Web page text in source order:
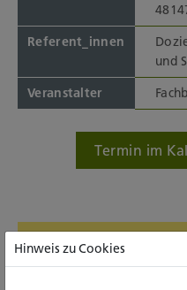
Referent_innen
und
Veranstalter
Termin im
Hinweis zu Cookies